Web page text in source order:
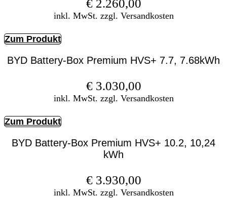
€2.260,00
inkl. MwSt. zzgl. Versandkosten
Zum Produkt
BYD Battery-Box Premium HVS+ 7.7, 7.68kWh
€3.030,00
inkl. MwSt. zzgl. Versandkosten
Zum Produkt
BYD Battery-Box Premium HVS+ 10.2, 10,24
kWh
€3.930,00
inkl. MwSt. zzgl. Versandkosten